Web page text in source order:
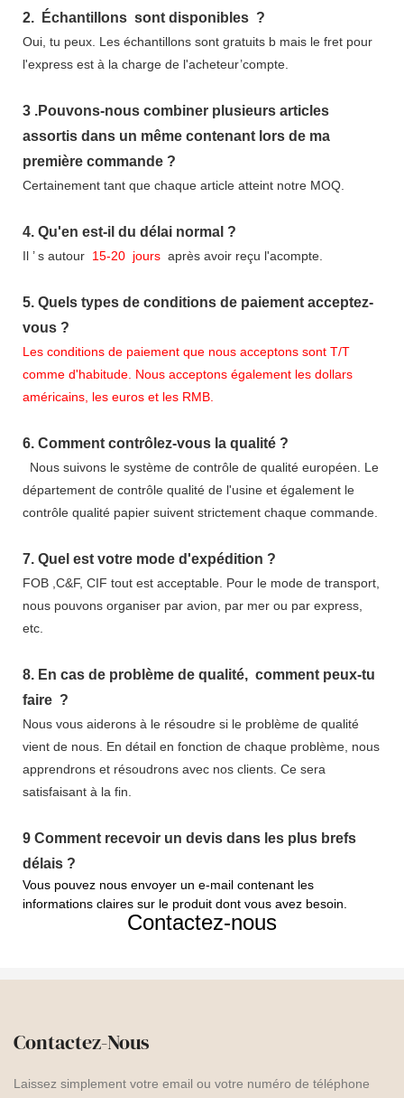
2. Échantillons sont disponibles ?
Oui, tu peux. Les échantillons sont gratuits b mais le fret pour
l'express est à la charge de l'acheteur’compte.
3 .Pouvons-nous combiner plusieurs articles
assortis dans un même contenant lors de ma
première commande ?
Certainement tant que chaque article atteint notre MOQ.
4. Qu'en est-il du délai normal ?
Il ’s autour 15-20 jours après avoir reçu l'acompte.
5. Quels types de conditions de paiement acceptez-
vous ?
Les conditions de paiement que nous acceptons sont T/T
comme d'habitude. Nous acceptons également les dollars
américains, les euros et les RMB.
6. Comment contrôlez-vous la qualité ?
Nous suivons le système de contrôle de qualité européen. Le
département de contrôle qualité de l'usine et également le
contrôle qualité papier suivent strictement chaque commande.
7. Quel est votre mode d'expédition ?
FOB ,C&F, CIF tout est acceptable. Pour le mode de transport,
nous pouvons organiser par avion, par mer ou par express,
etc.
8. En cas de problème de qualité, comment peux-tu
faire ?
Nous vous aiderons à le résoudre si le problème de qualité
vient de nous. En détail en fonction de chaque problème, nous
apprendrons et résoudrons avec nos clients. Ce sera
satisfaisant à la fin.
9 Comment recevoir un devis dans les plus brefs
délais ?
Vous pouvez nous envoyer un e-mail contenant les
informations claires sur le produit dont vous avez besoin.
Contactez-nous
Contactez-Nous
Laissez simplement votre email ou votre numéro de téléphone